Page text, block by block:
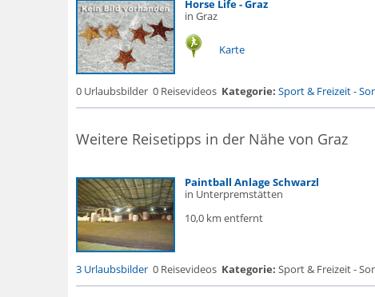
Horse Life - Graz
in Graz
Karte
0 Urlaubsbilder 0 Reisevideos Kategorie: Sport & Freizeit-
Weitere Reisetipps in der Nähe von Graz
Paintball Anlage Schwarzl
in Unterpremstätten
10,0 km entfernt
3 Urlaubsbilder 0 Reisevideos Kategorie: Sport & Freizeit -